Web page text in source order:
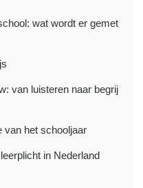
wat wordt er gemet
van luisteren naar begrij
van het schooljaar
in Nederland